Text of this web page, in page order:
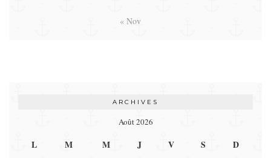
« Nov
ARCHIVES
Août 2026
L M M J V S D